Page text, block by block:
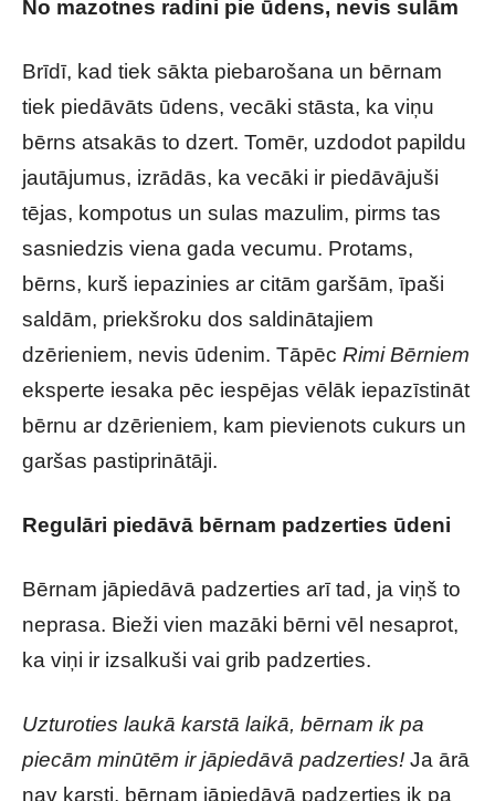
No mazotnes radini pie ūdens, nevis sulām
Brīdī, kad tiek sākta piebarošana un bērnam
tiek piedāvāts ūdens, vecāki stāsta, ka viņu
bērns atsakās to dzert. Tomēr, uzdodot papildu
jautājumus, izrādās, ka vecāki ir piedāvājuši
tējas, kompotus un sulas mazulim, pirms tas
sasniedzis viena gada vecumu. Protams,
bērns, kurš iepazinies ar citām garšām, īpaši
saldām, priekšroku dos saldinātajiem
dzērieniem, nevis ūdenim. Tāpēc Rimi Bērniem
eksperte iesaka pēc iespējas vēlāk iepazīstināt
bērnu ar dzērieniem, kam pievienots cukurs un
garšas pastiprinātāji.
Regulāri piedāvā bērnam padzerties ūdeni
Bērnam jāpiedāvā padzerties arī tad, ja viņš to
neprasa. Bieži vien mazāki bērni vēl nesaprot,
ka viņi ir izsalkuši vai grib padzerties.
Uzturoties laukā karstā laikā, bērnam ik pa
piecām minūtēm ir jāpiedāvā padzerties! Ja ārā
nav karsti, bērnam jāpiedāvā padzerties ik pa